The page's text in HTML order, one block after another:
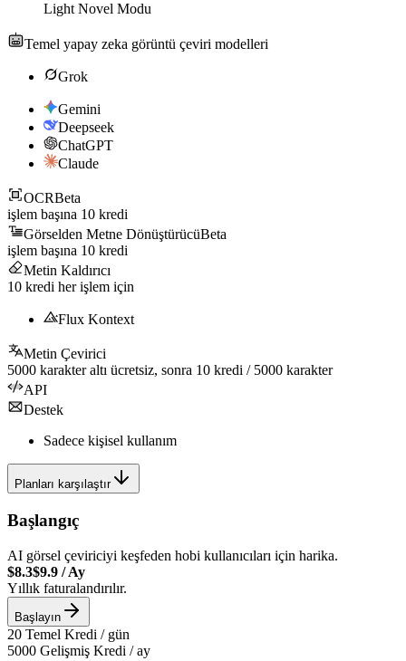
Light Novel Modu
Temel yapay zeka görüntü çeviri modelleri
Grok
Gemini
Deepseek
ChatGPT
Claude
OCRBeta
işlem başına 10 kredi
Görselden Metne DönüştürücüBeta
işlem başına 10 kredi
Metin Kaldırıcı
10 kredi her işlem için
Flux Kontext
Metin Çevirici
5000 karakter altı ücretsiz, sonra 10 kredi / 5000 karakter
API
Destek
Sadece kişisel kullanım
Planları karşılaştır
Başlangıç
AI görsel çeviriciyi keşfeden hobi kullanıcıları için harika.
$8.3$9.9 /Ay
Yıllık faturalandırılır.
Başlayın
20 Temel Kredi / gün
5000 Gelişmiş Kredi / ay